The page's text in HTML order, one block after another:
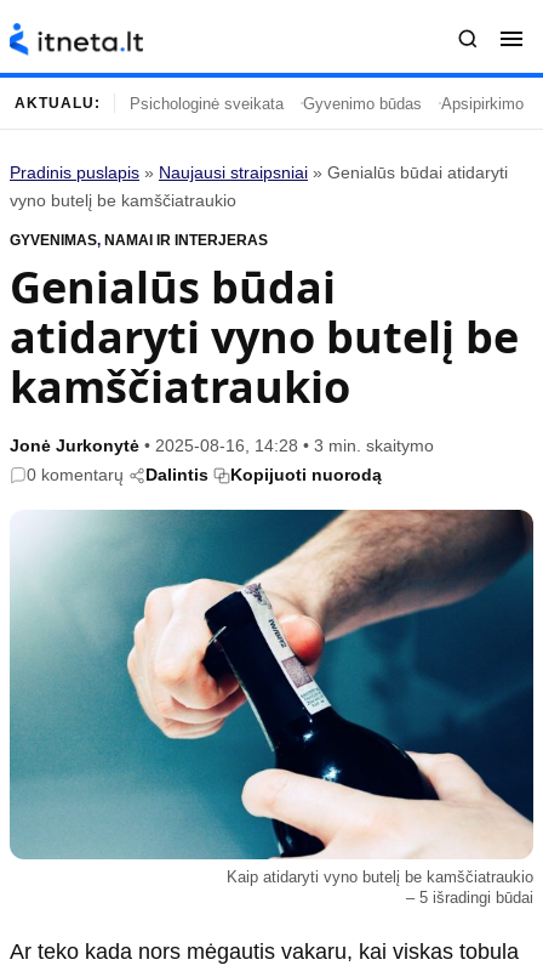
Turinys
Naujausi straipsniai
Gyvenimas
Įdomybės
Mada
Mokslas
Kulinarija
Technologijos
Gyvenimo būdas
Vasaros mada
Populiaru
Sveikata ir grožis
Psichologinė sveikata
Informacija
Etikos politika
Klaidų taisymo politika
Naudojimo sąlygos
Privatumo politika
Reklamos politika
Slapukų politika
Apie mus
AKTUALU: Psichologinė sveikata Gyvenimo būdas Apsipirkimo
Pradinis puslapis » Naujausi straipsniai » Genialūs būdai atidaryti
vyno butelį be kamščiatraukio
GYVENIMAS, NAMAI IR INTERJERAS
Genialūs būdai
atidaryti vyno butelį be
kamščiatraukio
Jonė Jurkonytė • 2025-08-16, 14:28 • 3 min. skaitymo
0 komentarų
Dalintis Kopijuoti nuorodą
Kaip atidaryti vyno butelį be kamščiatraukio
– 5 išradingi būdai
Ar teko kada nors mėgautis vakaru, kai viskas tobula